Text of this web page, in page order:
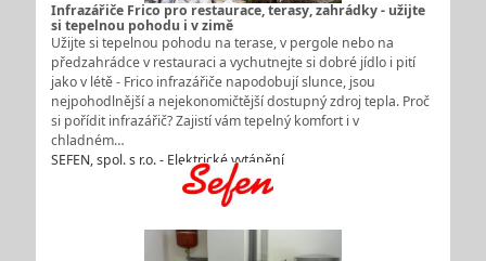
Infrazářiče Frico pro restaurace, terasy, zahrádky - užijte
si tepelnou pohodu i v zimě
Užijte si tepelnou pohodu na terase, v pergole nebo na
předzahrádce v restauraci a vychutnejte si dobré jídlo i pití
jako v létě - Frico infrazářiče napodobují slunce, jsou
nejpohodlnější a nejekonomičtější dostupný zdroj tepla. Proč
si pořídit infrazářič? Zajistí vám tepelný komfort i v
chladném…
SEFEN, spol. s r.o. - Elektrické vytápění